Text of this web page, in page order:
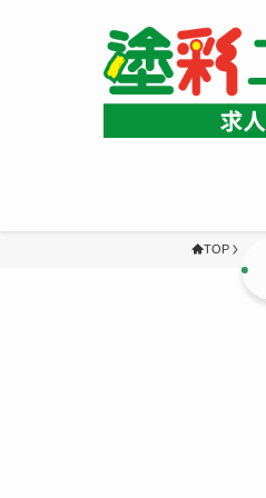
TOP